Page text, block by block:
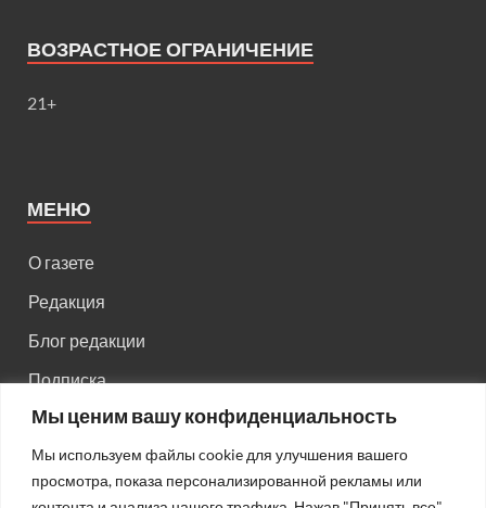
Мы ценим вашу конфиденциальность
Мы используем файлы cookie для улучшения вашего
просмотра, показа персонализированной рекламы или
ВОЗРАСТНОЕ ОГРАНИЧЕНИЕ
21+
МЕНЮ
О газете
Редакция
Блог редакции
Подписка
Правила поведения на сайте
Реклама
Старый сайт